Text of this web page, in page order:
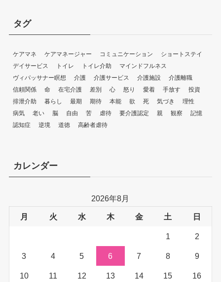
タグ
ケアマネ ケアマネージャー コミュニケーション
ショートステイ
デイサービス
トイレ トイレ介助
マインドフルネス
ヴィパッサナー瞑想
介護 介護サービス 介護施設
介護離職
信頼関係
命 在宅介護 差別 心 怒り 愛着 手放す
投資
排泄介助
暮らし 最期 期待 本能 欲 死 気づき
理性
病気
老い 脳 自由 苦 虐待 要介護認定 親 観察
記憶
認知症
逆境 道徳 高齢者虐待
カレンダー
2026年8月
月 火 水 木 金 土 日
1 2
3 4 5 6 7 8 9
10 11 12 13 14 15 16